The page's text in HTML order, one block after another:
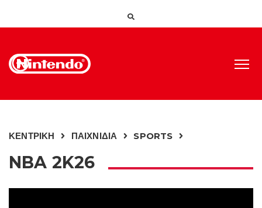
ΚΕΝΤΡΙΚΗ ΠΑΙΧΝΙΔΙΑ SPORTS
NBA 2K26